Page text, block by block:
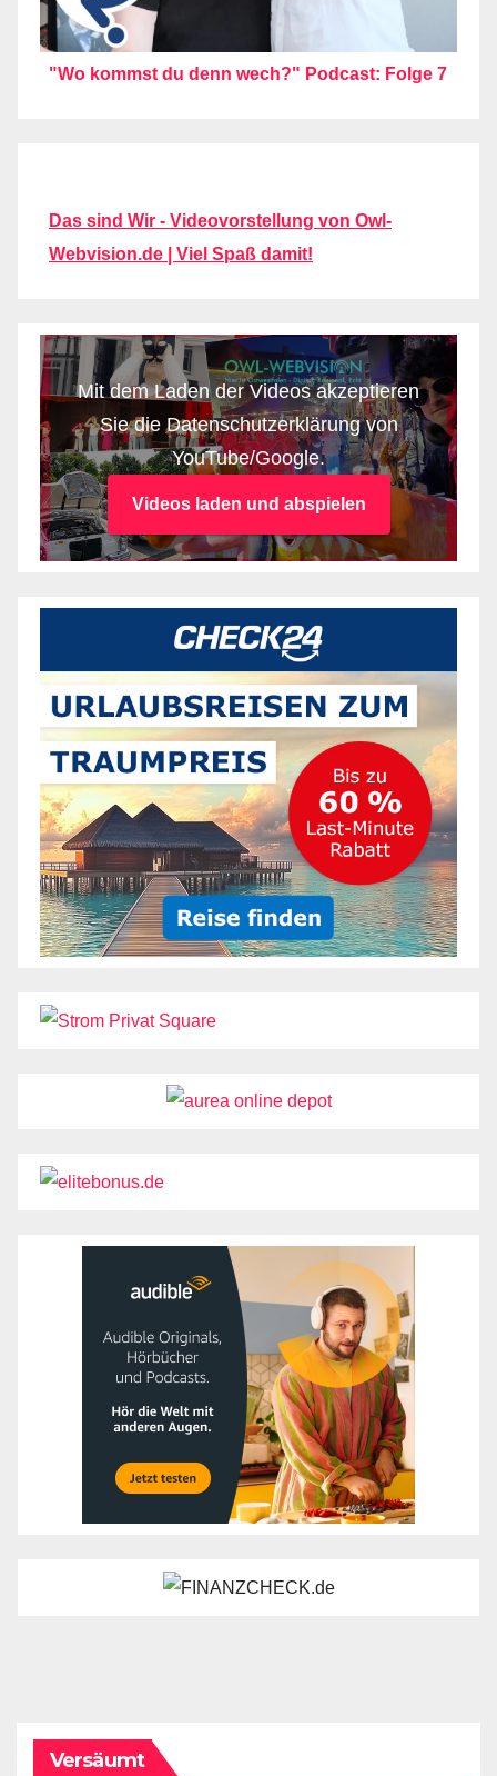
"Wo kommst du denn wech?" Podcast: Folge 7
Das sind Wir - Videovorstellung von Owl-
Webvision.de | Viel Spaß damit!
Mit dem Laden der Videos akzeptieren
Sie die Datenschutzerklärung von
YouTube/Google.
Videos laden und abspielen
Versäumt